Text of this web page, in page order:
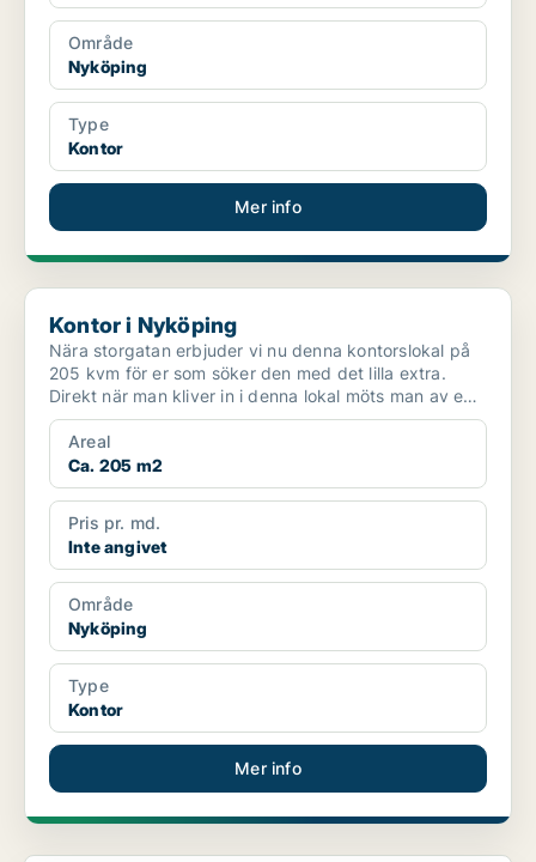
Område
Nyköping
Type
Kontor
Mer info
Kontor i Nyköping
Kontor i Nyköping
Nära storgatan erbjuder vi nu denna kontorslokal på
205 kvm för er som söker den med det lilla extra.
Direkt när man kliver in i denna lokal möts man av en
...
Areal
Ca. 205 m2
Pris pr. md.
Inte angivet
Område
Nyköping
Type
Kontor
Mer info